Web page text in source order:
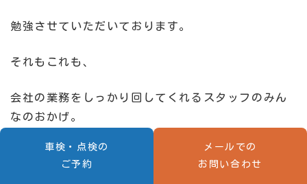
勉強させていただいております。
それもこれも、
会社の業務をしっかり回してくれるスタッフのみん
なのおかげ。
スタッフに感謝しながら
車検・点検の
ご予約
メールでの
お問い合わせ